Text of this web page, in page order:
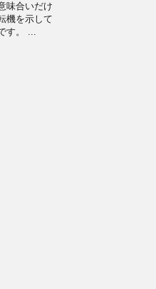
味合いだけ
機を示して
す。 ...